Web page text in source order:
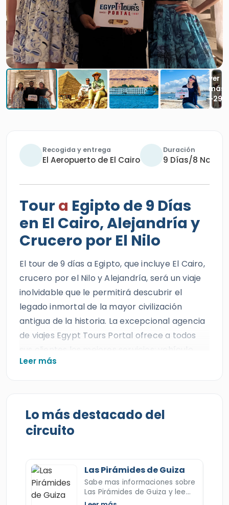
Recogida y entrega
El Aeropuerto de El Cairo
Duración
9 Días/8
Tour a Egipto de 9 Días
en El Cairo, Alejandría y
Crucero por El Nilo
El tour de 9 días a Egipto, que incluye El Cairo,
crucero por el Nilo y Alejandría, será un viaje
inolvidable que le permitirá descubrir el
legado inmortal de la mayor civilización
antigua de la historia. La excepcional agencia
de viajes Egypt Tours Portal ofrece a todos
sus clientes los mejores servicios: vehículo
privado con aire acondicionado, alojamiento
experto, como es de esperar de una de las
mejores agencias de viajes de Egipto. Todos
nuestros clientes disfrutarán de las
algunos de los destinos más impresionantes
de Egipto.
Durante este viaje económico de 9 días a
Leer más
Lo más destacado del
circuito
Las Pirámides de Guiza
Sabe mas informaciones sobre
Las Pirámides de Guiza y lee
sobre una de las siete